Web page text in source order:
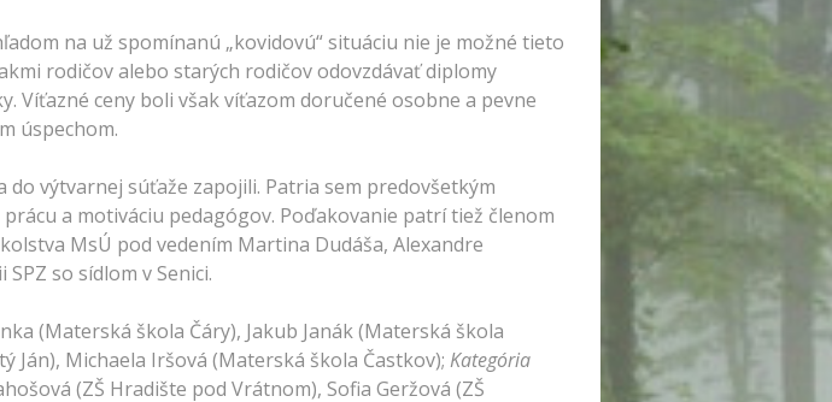
na už spomínanú „kovidovú“ situáciu nie je možné tieto
rodičov alebo starých rodičov odovzdávať diplomy
Víťazné ceny boli však víťazom doručené osobne a pevne
úspechom.
výtvarnej súťaže zapojili. Patria sem predovšetkým
a motiváciu pedagógov. Poďakovanie patrí tiež členom
MsÚ pod vedením Martina Dudáša, Alexandre
so sídlom v Senici.
(Materská škola Čáry), Jakub Janák (Materská škola
Ján), Michaela Iršová (Materská škola Častkov); Kategória
(ZŠ Hradište pod Vrátnom), Sofia Geržová (ZŠ